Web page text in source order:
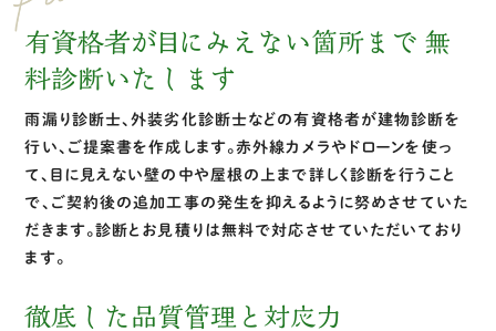
有資格者が目にみえない箇所まで 無
料診断いたします
雨漏り診断士、外装劣化診断士などの有資格者が建物診断を
行い、ご提案書を作成します。赤外線カメラやドローンを使っ
て、目に見えない壁の中や屋根の上まで詳しく診断を行うこと
で、ご契約後の追加工事の発生を抑えるように努めさせていた
だきます。診断とお見積りは無料で対応させていただいており
ます。
徹底した品質管理と対応力